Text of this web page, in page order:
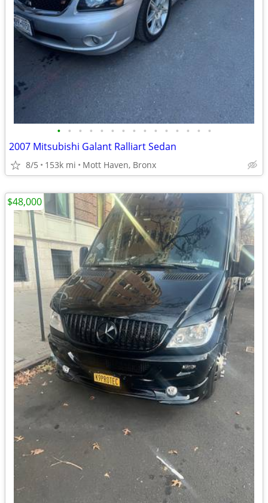
• • • • • • • • • • • • • • •
2007 Mitsubishi Galant Ralliart Sedan
8/5 153k mi Mott Haven, Bronx
$48,000